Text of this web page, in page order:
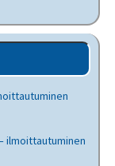
ilmoittautuminen